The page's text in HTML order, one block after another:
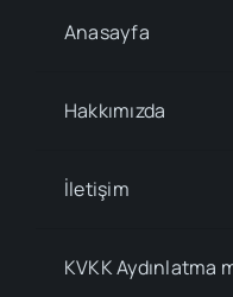
Anasayfa
Hakkımızda
İletişim
KVKK Aydınlatma